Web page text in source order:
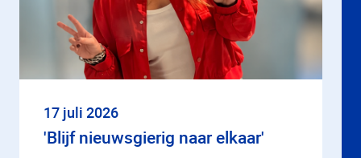
17 juli 2026
'Blijf nieuwsgierig naar elkaar'